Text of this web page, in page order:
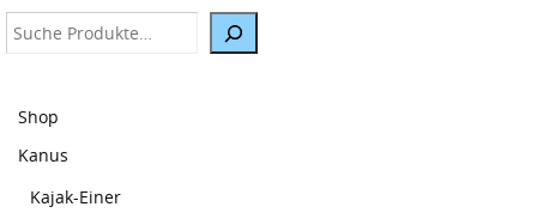
Suche
Shop
Kanus
Kajak-Einer